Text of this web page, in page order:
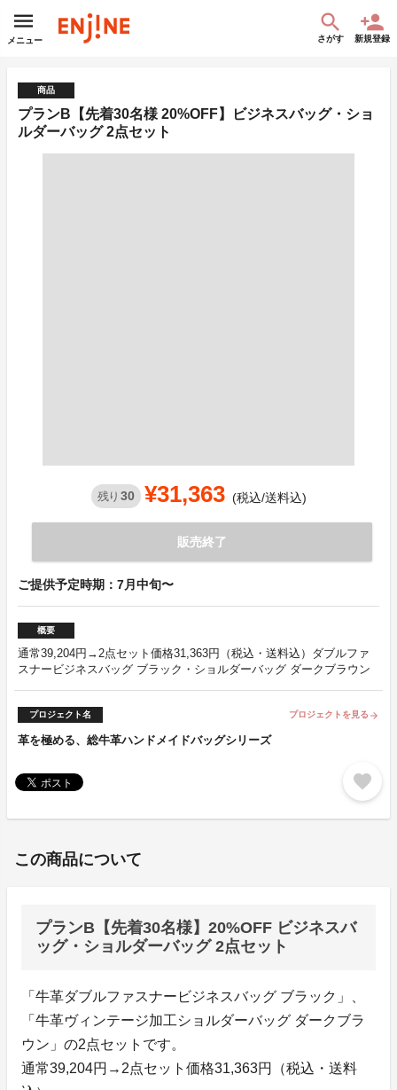
メニュー さがす 新規登録
商品
プランB【先着30名様 20%OFF】ビジネスバッグ・ショ
ルダーバッグ 2点セット
残り 30 ¥31,363 (税込/送料込)
販売終了
ご提供予定時期：7月中旬〜
概要
通常39,204円→2点セット価格31,363円（税込・送料込）ダブルファ
スナービジネスバッグ ブラック・ショルダーバッグ ダークブラウン
プロジェクト名 プロジェクトを見る arrow_forward
革を極める、総牛革ハンドメイドバッグシリーズ
favorite
この商品について
プランB【先着30名様】20%OFF ビジネスバ
ッグ・ショルダーバッグ 2点セット
「牛革ダブルファスナービジネスバッグ ブラック」、
「牛革ヴィンテージ加工ショルダーバッグ ダークブラ
ウン」の2点セットです。
通常39,204円→2点セット価格31,363円（税込・送料